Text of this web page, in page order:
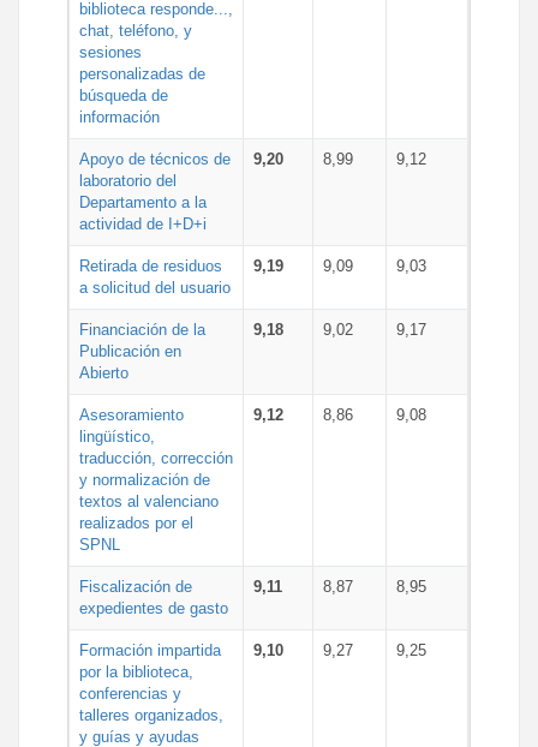
biblioteca responde...,
chat, teléfono, y
sesiones
personalizadas de
búsqueda de
información
Apoyo de técnicos de
laboratorio del
Departamento a la
actividad de I+D+i
9,20 8,99 9,12
Retirada de residuos
a solicitud del usuario
9,19 9,09 9,03
Financiación de la
Publicación en
Abierto
9,18 9,02 9,17
Asesoramiento
lingüístico,
traducción, corrección
y normalización de
textos al valenciano
realizados por el
SPNL
9,12 8,86 9,08
Fiscalización de
expedientes de gasto
9,11 8,87 8,95
Formación impartida
por la biblioteca,
conferencias y
talleres organizados,
y guías y ayudas
9,10 9,27 9,25